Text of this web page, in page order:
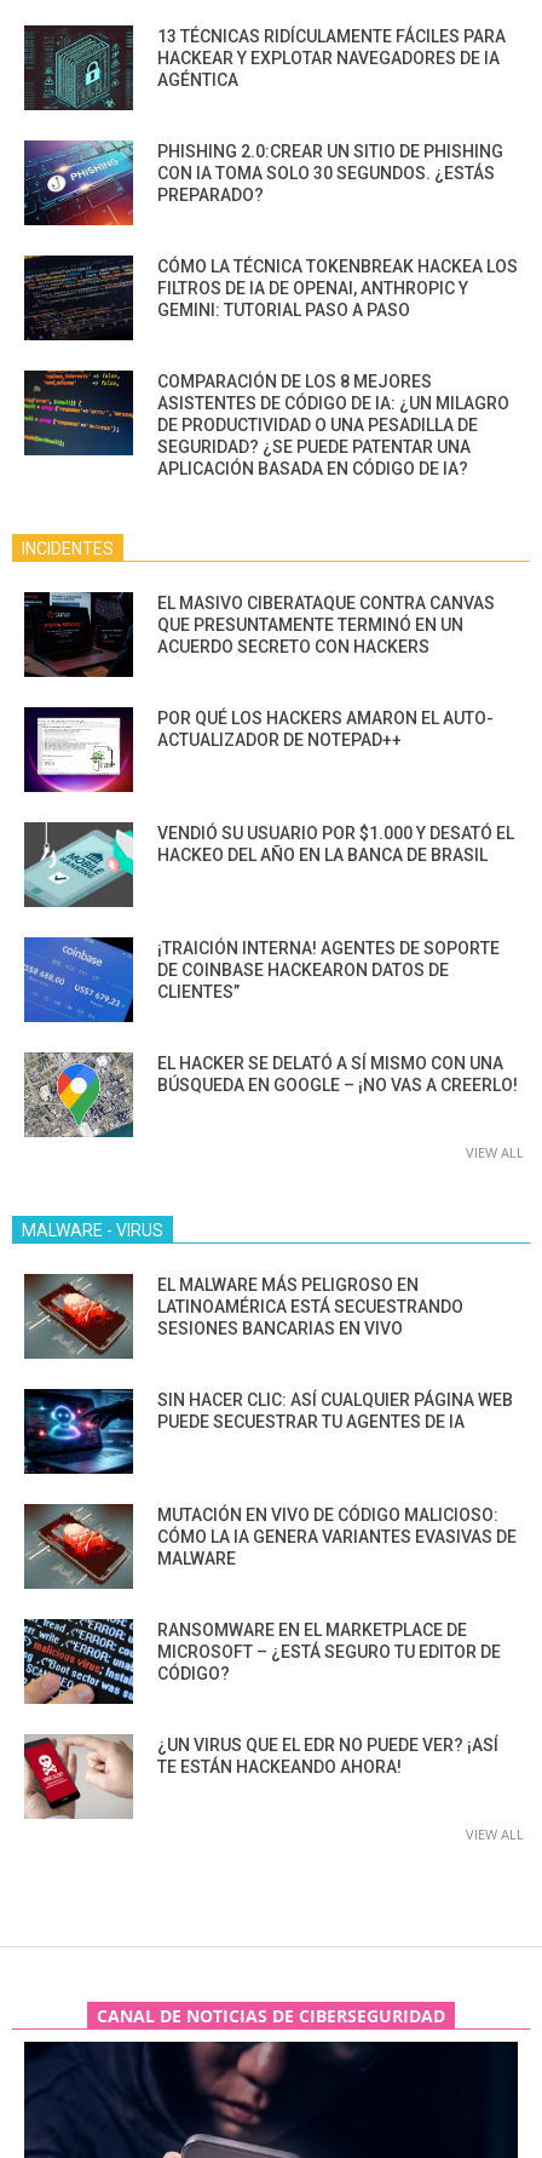
13 TÉCNICAS RIDÍCULAMENTE FÁCILES PARA
HACKEAR Y EXPLOTAR NAVEGADORES DE IA
AGÉNTICA
PHISHING 2.0:CREAR UN SITIO DE PHISHING
CON IA TOMA SOLO 30 SEGUNDOS. ¿ESTÁS
PREPARADO?
CÓMO LA TÉCNICA TOKENBREAK HACKEA LOS
FILTROS DE IA DE OPENAI, ANTHROPIC Y
GEMINI: TUTORIAL PASO A PASO
COMPARACIÓN DE LOS 8 MEJORES
ASISTENTES DE CÓDIGO DE IA: ¿UN MILAGRO
DE PRODUCTIVIDAD O UNA PESADILLA DE
SEGURIDAD? ¿SE PUEDE PATENTAR UNA
APLICACIÓN BASADA EN CÓDIGO DE IA?
INCIDENTES
EL MASIVO CIBERATAQUE CONTRA CANVAS
QUE PRESUNTAMENTE TERMINÓ EN UN
ACUERDO SECRETO CON HACKERS
POR QUÉ LOS HACKERS AMARON EL AUTO-
ACTUALIZADOR DE NOTEPAD++
VENDIÓ SU USUARIO POR $1.000 Y DESATÓ EL
HACKEO DEL AÑO EN LA BANCA DE BRASIL
¡TRAICIÓN INTERNA! AGENTES DE SOPORTE
DE COINBASE HACKEARON DATOS DE
CLIENTES”
EL HACKER SE DELATÓ A SÍ MISMO CON UNA
BÚSQUEDA EN GOOGLE – ¡NO VAS A CREERLO!
VIEW ALL
MALWARE - VIRUS
EL MALWARE MÁS PELIGROSO EN
LATINOAMÉRICA ESTÁ SECUESTRANDO
SESIONES BANCARIAS EN VIVO
SIN HACER CLIC: ASÍ CUALQUIER PÁGINA WEB
PUEDE SECUESTRAR TU AGENTES DE IA
MUTACIÓN EN VIVO DE CÓDIGO MALICIOSO:
CÓMO LA IA GENERA VARIANTES EVASIVAS DE
MALWARE
RANSOMWARE EN EL MARKETPLACE DE
MICROSOFT – ¿ESTÁ SEGURO TU EDITOR DE
CÓDIGO?
¿UN VIRUS QUE EL EDR NO PUEDE VER? ¡ASÍ
TE ESTÁN HACKEANDO AHORA!
VIEW ALL
CANAL DE NOTICIAS DE CIBERSEGURIDAD